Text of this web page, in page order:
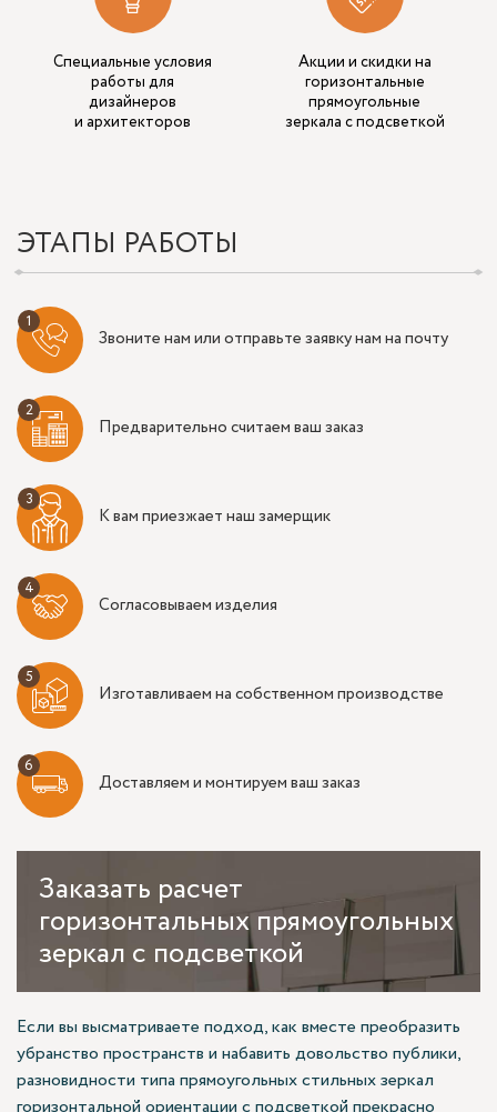
Специальные условия
работы для
дизайнеров
и архитекторов
Акции и скидки на
горизонтальные
прямоугольные
зеркала с подсветкой
ЭТАПЫ РАБОТЫ
Звоните нам или отправьте заявку нам на почту
Предварительно считаем ваш заказ
К вам приезжает наш замерщик
Согласовываем изделия
Изготавливаем на собственном производстве
Доставляем и монтируем ваш заказ
Заказать расчет
горизонтальных прямоугольных
зеркал с подсветкой
Если вы высматриваете подход, как вместе преобразить
убранство пространств и набавить довольство публики,
разновидности типа прямоугольных стильных зеркал
горизонтальной ориентации с подсветкой прекрасно